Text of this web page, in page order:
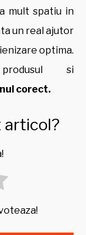
mult spatiu in
un real ajutor
optima.
si
corect.
articol?